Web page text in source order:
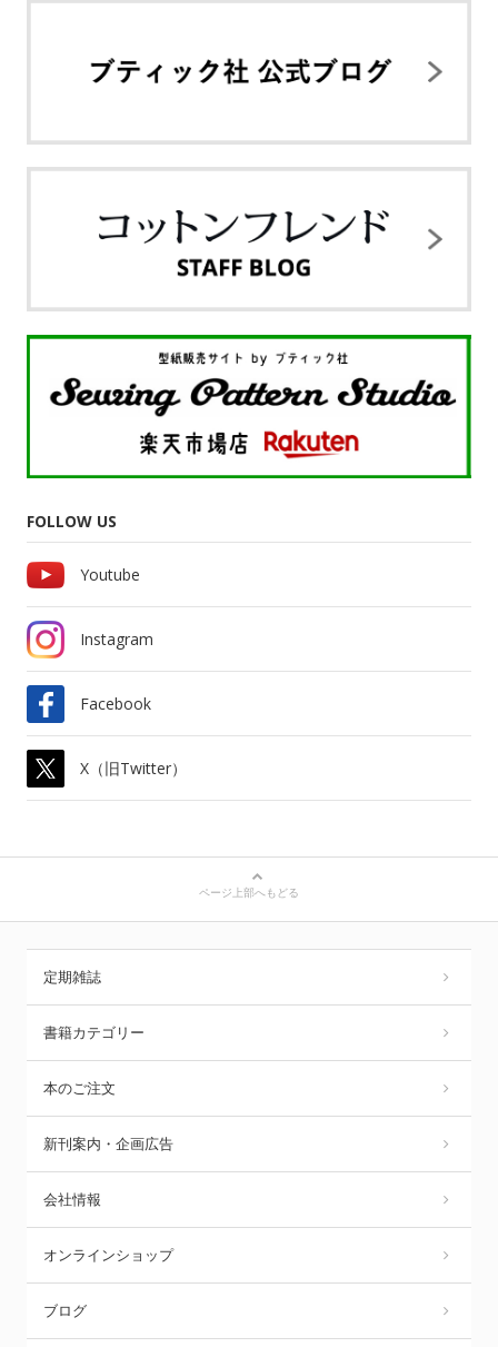
FOLLOW US
Youtube
Instagram
Facebook
X（旧Twitter）
ページ上部へもどる
定期雑誌
書籍カテゴリー
本のご注文
新刊案内・企画広告
会社情報
オンラインショップ
ブログ